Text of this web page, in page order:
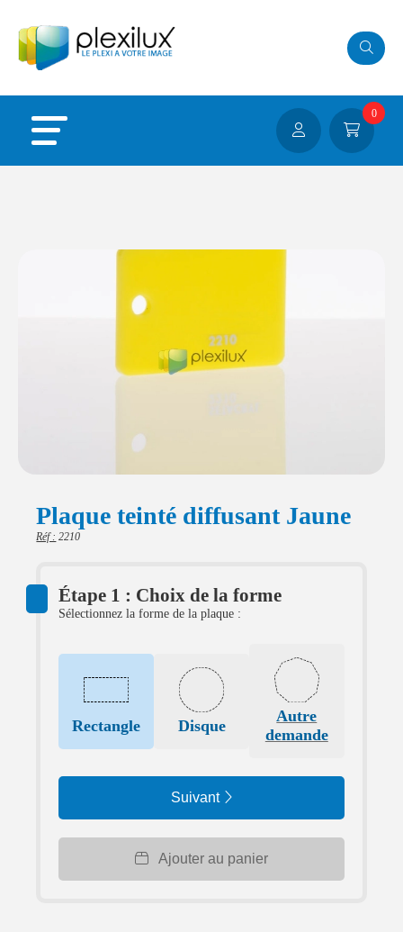
0
Plaque teinté diffusant Jaune
Réf : 2210
Étape 1 : Choix de la forme
Sélectionnez la forme de la plaque :
Rectangle Disque
Autre
demande
Suivant
Ajouter au panier